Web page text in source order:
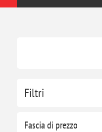
Filtri
Fascia di prezzo